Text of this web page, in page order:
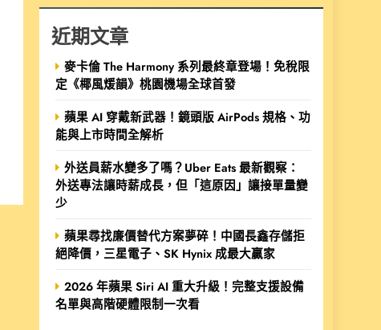
近期文章
麥卡倫 The Harmony 系列最終章登場！免稅限
定《椰風煖韻》桃園機場全球首發
蘋果 AI 穿戴新武器！鏡頭版 AirPods 規格、功
能與上市時間全解析
外送員薪水變多了嗎？Uber Eats 最新觀察：
外送專法讓時薪成長，但「這原因」讓接單量變
少
蘋果尋找廉價替代方案夢碎！中國長鑫存儲拒
絕降價，三星電子、SK Hynix 成最大贏家
2026 年蘋果 Siri AI 重大升級！完整支援設備
名單與高階硬體限制一次看